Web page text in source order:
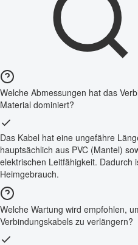
Welche Abmessungen hat das
Material dominiert?
Das Kabel hat eine ungefähre
hauptsächlich aus PVC (Mantel)
elektrischen Leitfähigkeit. Dadurch
Heimgebrauch.
Welche Wartung wird empfohlen,
Verbindungskabels zu verlängern?